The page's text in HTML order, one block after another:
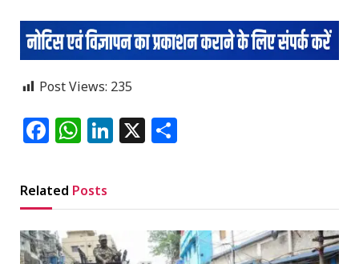
Post Views: 235
Facebook
WhatsApp
LinkedIn
X
Related Posts